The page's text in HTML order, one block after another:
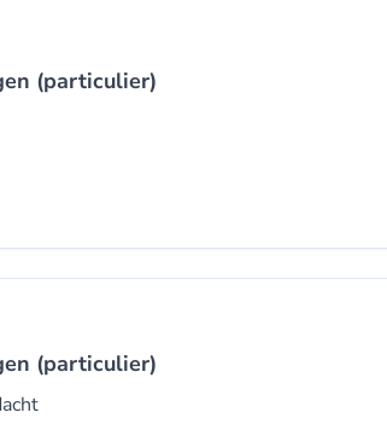
(particulier)
(particulier)